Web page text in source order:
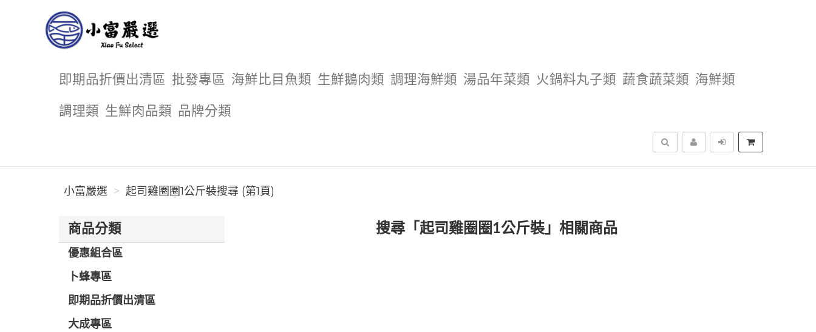
即期品折價出清區 批發專區 海鮮比目魚類 生鮮鵝肉類 調理海鮮類 湯品年菜類 火鍋料丸子類 蔬食蔬菜類 海鮮類
調理類 生鮮肉品類 品牌分類
搜尋
小富嚴選 起司雞圈圈1公斤裝搜尋 (第1頁)
商品分類
優惠組合區
卜蜂專區
即期品折價出清區
大成專區
搜尋「起司雞圈圈1公斤裝」相關商品